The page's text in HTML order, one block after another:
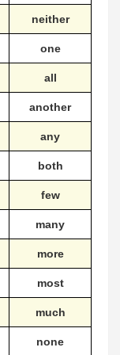
neither
one
all
another
any
both
few
many
more
most
much
none